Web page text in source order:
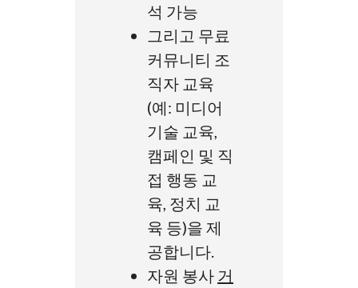
석 가능
그리고 무료
커뮤니티 조
직자 교육
(예: 미디어
기술 교육,
캠페인 및 직
접 행동 교
육, 정치 교
육 등)을 제
공합니다.
자원 봉사 거